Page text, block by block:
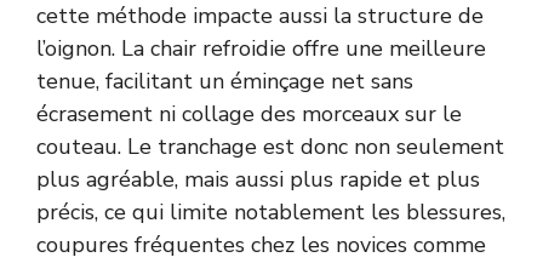
cette méthode impacte aussi la structure de
l’oignon. La chair refroidie offre une meilleure
tenue, facilitant un éminçage net sans
écrasement ni collage des morceaux sur le
couteau. Le tranchage est donc non seulement
plus agréable, mais aussi plus rapide et plus
précis, ce qui limite notablement les blessures,
coupures fréquentes chez les novices comme